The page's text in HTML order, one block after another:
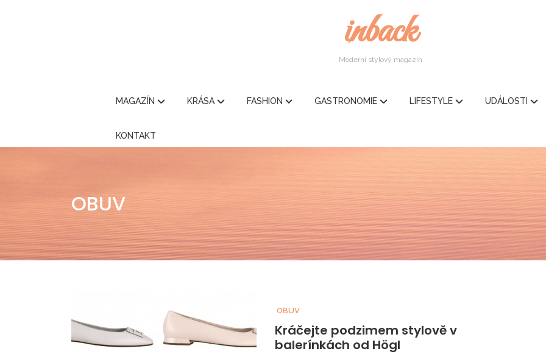
inback
Moderní stylový magazín
MAGAZÍN KRÁSA FASHION GASTRONOMIE LIFESTYLE UDÁLOSTI
KONTAKT
OBUV
OBUV
Kráčejte podzimem stylově v
balerínkách od Högl